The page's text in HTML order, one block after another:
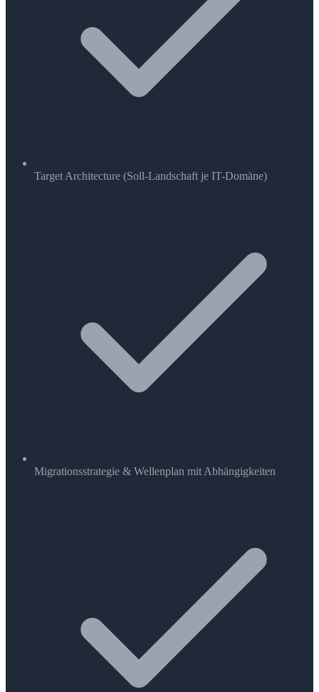
Target Architecture (Soll-Landschaft je IT-Domäne)
Migrationsstrategie & Wellenplan mit Abhängigkeiten